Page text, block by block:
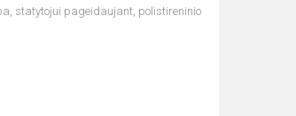
statytojui pageidaujant, polistireninio